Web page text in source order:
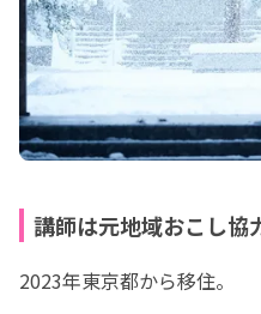
講師は元地域おこし協
2023年東京都から移住。